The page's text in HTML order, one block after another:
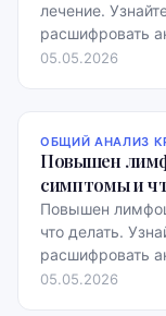
лечение.
расшифровать
05.05.2026
ОБЩИЙ АНАЛИЗ
Повышен
симптомы и
Повышен
что делать.
расшифровать
05.05.2026